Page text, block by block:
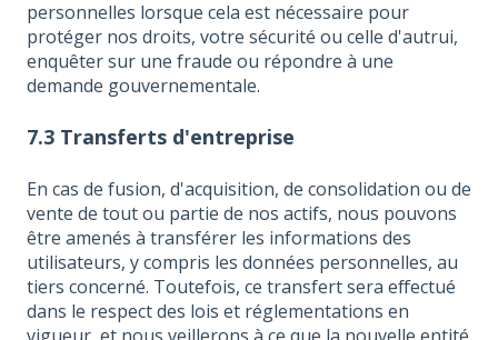
personnelles lorsque cela est nécessaire pour
protéger nos droits, votre sécurité ou celle d'autrui,
enquêter sur une fraude ou répondre à une
demande gouvernementale.
7.3 Transferts d'entreprise
En cas de fusion, d'acquisition, de consolidation ou de
vente de tout ou partie de nos actifs, nous pouvons
être amenés à transférer les informations des
utilisateurs, y compris les données personnelles, au
tiers concerné. Toutefois, ce transfert sera effectué
dans le respect des lois et réglementations en